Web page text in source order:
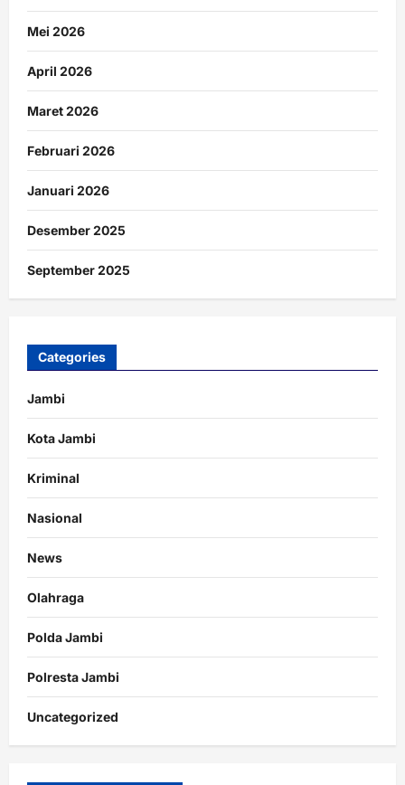
Mei 2026
April 2026
Maret 2026
Februari 2026
Januari 2026
Desember 2025
September 2025
Categories
Jambi
Kota Jambi
Kriminal
Nasional
News
Olahraga
Polda Jambi
Polresta Jambi
Uncategorized